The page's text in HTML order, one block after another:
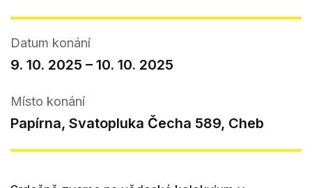
Datum konání
9. 10. 2025 – 10. 10. 2025
Místo konání
Papírna, Svatopluka Čecha 589, Cheb